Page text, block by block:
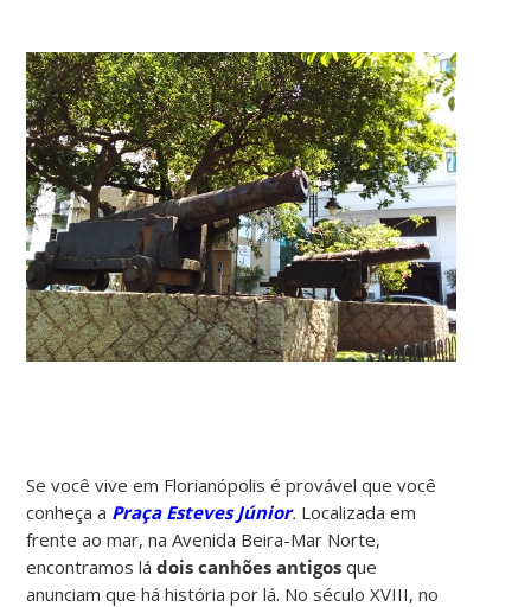
Se você vive em Florianópolis é provável que você
conheça a Praça Esteves Júnior. Localizada em
frente ao mar, na Avenida Beira-Mar Norte,
encontramos ládois canhões antigos que
anunciam que há história por lá. No século XVIII, no